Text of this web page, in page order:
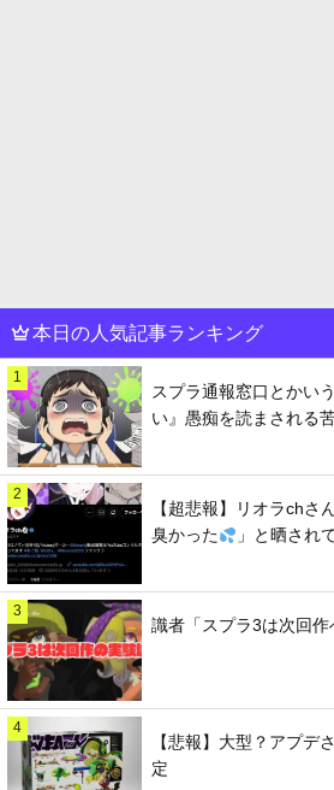
本日の人気記事ランキング
1
スプラ通報窓口とかい
い』愚痴を読まされる
2
【超悲報】リオラchさ
臭かった
」と晒され
3
識者「スプラ3は次回作
4
【悲報】大型？アプデ
定